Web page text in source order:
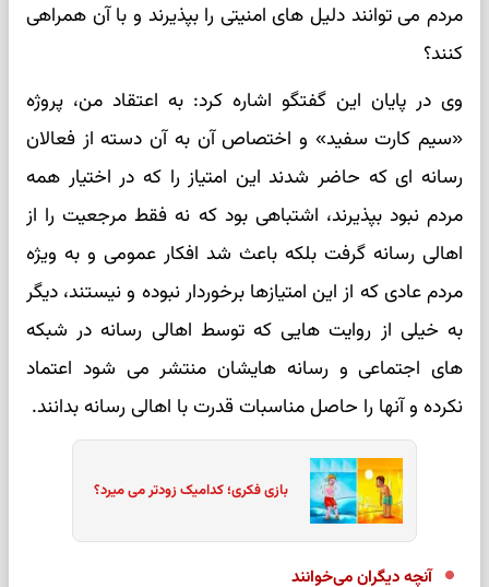
مردم می توانند دلیل های امنیتی را بپذیرند و با آن همراهی
کنند؟
وی در پایان این گفتگو اشاره کرد: به اعتقاد من، پروژه
«سیم کارت سفید» و اختصاص آن به آن دسته از فعالان
رسانه ای که حاضر شدند این امتیاز را که در اختیار همه
مردم نبود بپذیرند، اشتباهی بود که نه فقط مرجعیت را از
اهالی رسانه گرفت بلکه باعث شد افکار عمومی و به ویژه
مردم عادی که از این امتیازها برخوردار نبوده و نیستند، دیگر
به خیلی از روایت هایی که توسط اهالی رسانه در شبکه
های اجتماعی و رسانه هایشان منتشر می شود اعتماد
نکرده و آنها را حاصل مناسبات قدرت با اهالی رسانه بدانند.
بازی فکری؛ کدامیک زودتر می میرد؟
آنچه دیگران می‌خوانند